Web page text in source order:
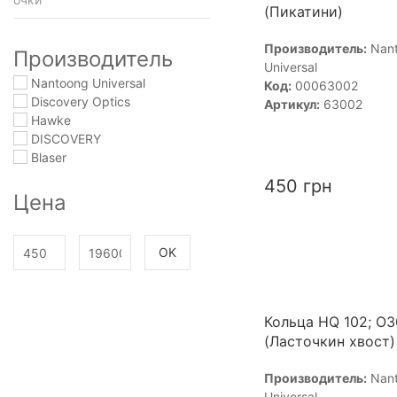
Производитель
Nantoong Universal
Discovery Optics
Hawke
DISCOVERY
Blaser
Цена
OK
(Пикатини)
Производитель:
Universal
Код: 00063002
Артикул: 63002
450 грн
Кольца HQ 102;
(Ласточкин хвост)
Производитель: